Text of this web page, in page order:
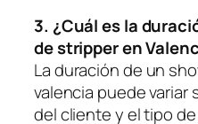
3. ¿Cuál es la
de stripper⁢ en
La duración ​de un
⁣valencia puede
del cliente y el‌ tipo